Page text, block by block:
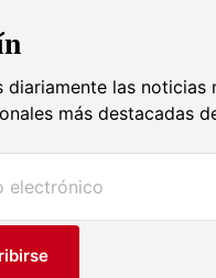
diariamente las noticias
más destacadas